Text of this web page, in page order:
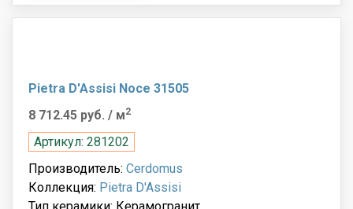
Pietra D'Assisi Noce 31505
8 712.45 руб. / м2
Артикул: 281202
Производитель: Cerdomus
Коллекция: Pietra D'Assisi